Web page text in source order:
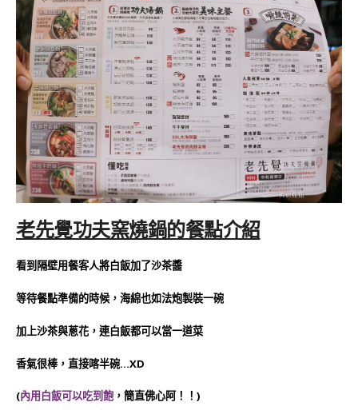
老先覺功夫窯燒鍋的餐點介紹
看到隔壁用餐客人將白飯加了沙茶醬
等待餐點準備的時候，海綿也如法炮製裝一碗
加上沙茶與蔥花，連白飯都可以當一道菜
香氣很棒，直接喀半碗…XD
(內用白飯可以吃到飽 ，簡直佛心阿！！)